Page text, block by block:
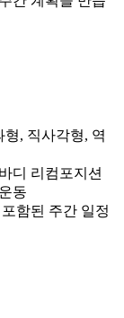
, 직사각형, 역
디 리컴포지션
동
함된 주간 일정